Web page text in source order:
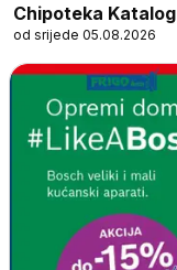
Chipoteka Katalog
od srijede 05.08.2026